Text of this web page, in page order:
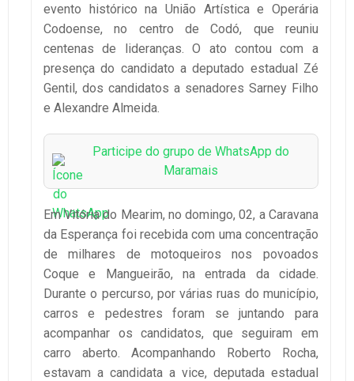
evento histórico na União Artística e Operária
Codoense, no centro de Codó, que reuniu
centenas de lideranças. O ato contou com a
presença do candidato a deputado estadual Zé
Gentil, dos candidatos a senadores Sarney Filho
e Alexandre Almeida.
Participe do grupo de WhatsApp do
Maramais
Em Vitória do Mearim, no domingo, 02, a Caravana
da Esperança foi recebida com uma concentração
de milhares de motoqueiros nos povoados
Coque e Mangueirão, na entrada da cidade.
Durante o percurso, por várias ruas do município,
carros e pedestres foram se juntando para
acompanhar os candidatos, que seguiram em
carro aberto. Acompanhando Roberto Rocha,
estavam a candidata a vice, deputada estadual